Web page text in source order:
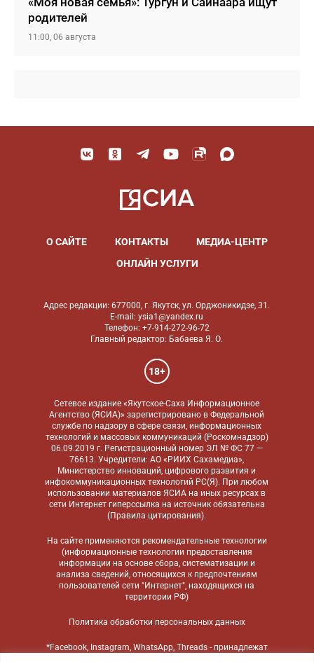
родителей
11:00, 06 августа
О САЙТЕ КОНТАКТЫ
МЕДИА-ЦЕНТР
ОНЛАЙН УСЛУГИ
Адрес редакции: 677000, г. Якутск, ул. Орджоникидзе, 31.
E-mail: ysia1@yandex.ru
Телефон: +7-914-272-96-72
Главный редактор: Бабаева Я. О.
18+
Сетевое издание «Якутское-Саха Информационное
Агентство (ЯСИА)» зарегистрировано в Федеральной
службе по надзору в сфере связи, информационных
технологий и массовых коммуникаций (Роскомнадзор)
06.09.2019 г. Регистрационный номер ЭЛ № ФС 77 —
76613. Учредители: АО «РИИХ Сахамедиа»,
Министерство инноваций, цифрового развития и
инфокоммуникационных технологий РС(Я). При любом
использовании материалов ЯСИА на иных ресурсах в
сети Интернет гиперссылка на источник обязательна
(Правила цитирования).
На сайте применяются рекомендательные технологии
(информационные технологии предоставления
информации на основе сбора, систематизации и
анализа сведений, относящихся к предпочтениям
пользователей сети "Интернет", находящихся на
территории РФ)
Политика обработки персональных данных
*Facebook, Instagram, WhatsApp, Threads - принадлежат